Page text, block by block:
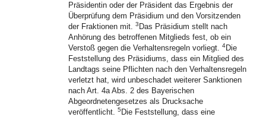
Präsidentin oder der Präsident das Ergebnis der
Überprüfung dem Präsidium und den Vorsitzenden
der Fraktionen mit. 3 Das Präsidium stellt nach
Anhörung des betroffenen Mitglieds fest, ob ein
Verstoß gegen die Verhaltensregeln vorliegt. 4Die
Feststellung des Präsidiums, dass ein Mitglied des
Landtags seine Pflichten nach den Verhaltensregeln
verletzt hat, wird unbeschadet weiterer Sanktionen
nach Art. 4a Abs. 2 des Bayerischen
Abgeordnetengesetzes als Drucksache
veröffentlicht. 5 Die Feststellung, dass eine